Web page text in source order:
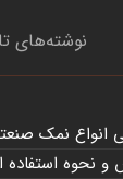
نوشته‌های
انواع نمک
و نحوه استفاده